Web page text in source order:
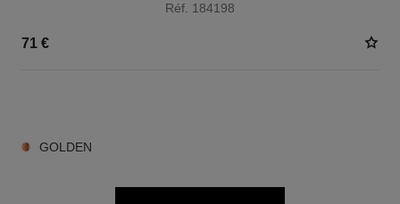
Réf. 184198
71 €
GOLDEN